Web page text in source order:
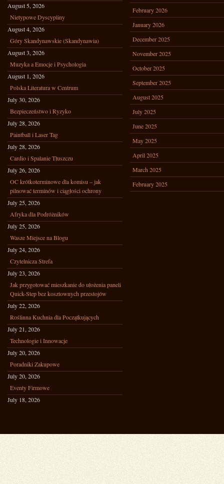
August 5, 2026
Nietypowe Dyscypliny
August 4, 2026
Góry Skandynawskie (Skandynawia)
August 3, 2026
Muzyka a Emocje i Psychologia
August 1, 2026
Polska Literatura w Centrum
July 30, 2026
Bezpieczeństwo i Ryzyko
July 28, 2026
Paintball i Laser Tag
July 28, 2026
Cardio i Spalanie Tłuszczu
July 26, 2026
OC krótkoterminowe dla komisu – jak
pilnować terminów i ciągłości ochrony
July 25, 2026
Afryka dla Podróżników
July 25, 2026
Wasze Miejsce na Blogu
July 24, 2026
Czytelnicza Strefa
July 23, 2026
Jak przygotować mieszkanie do ułożenia paneli
Quick-Step bez kosztownych przestojów
July 22, 2026
Roślinna Kuchnia dla Początkujących
July 21, 2026
Technologie i Innowacje
July 20, 2026
Poradniki Zakupowe
July 20, 2026
Eventy Firmowe
July 18, 2026
February 2026
January 2026
December 2025
November 2025
October 2025
September 2025
August 2025
July 2025
June 2025
May 2025
April 2025
March 2025
February 2025